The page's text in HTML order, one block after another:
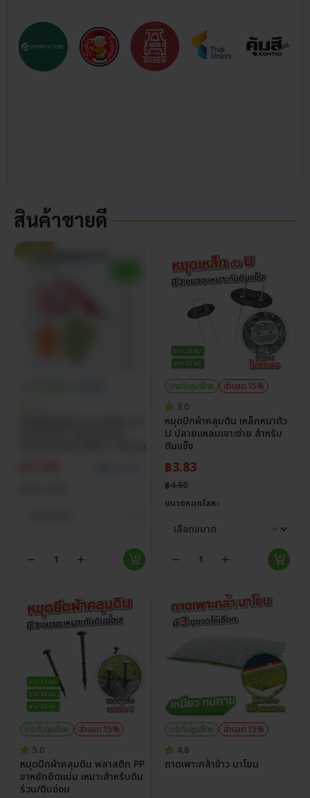
สินค้าขายดี
ประกันศูนย์ไทย
ส่วนลด 15%
3.0
หมุดปักผ้าคลุมดิน เหล็กหนาตัว
U ปลายแหลมเจาะง่าย สำหรับ
ดินแข็ง
฿3.83
฿4.50
ขนาดหมุดโลหะ
ประกันศูนย์ไทย
ส่วนลด 15%
5.0
หมุดปักผ้าคลุมดิน พลาสติก PP
ขาหยักยึดแน่น เหมาะสำหรับดิน
ร่วน/ดินอ่อน
ประกันศูนย์ไทย
ส่วนลด 15%
4.8
ถาดเพาะกล้าข้าว นาโยน